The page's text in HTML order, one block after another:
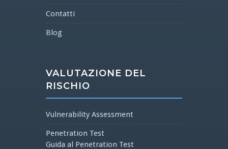
Contatti
Blog
VALUTAZIONE DEL
RISCHIO
Vulnerability Assessment
Penetration Test
Guida al Penetration Test